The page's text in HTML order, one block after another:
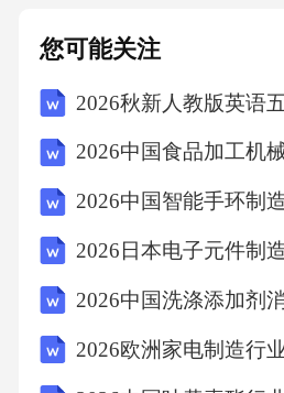
（如垫片、保温材料）应存
先进先出：遵循先进先出
期积压导致性能下降。三、
行管道的切割、坡口加工和
率和质量。3.1切割与坡口
管材厚度和材质，可选用机
切管机）、等离子切割或氧
您可能关注